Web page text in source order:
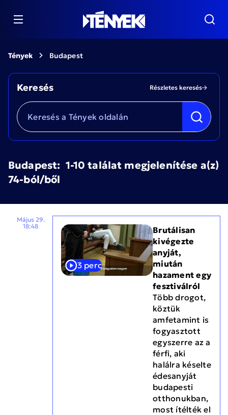
Tények Budapest
Keresés Részletes keresés
Budapest: 1-10 találat megjelenítése a(z)
74-ból/ből
Május 29.
18:48
3 perc
Brutálisan
kivégezte
anyját,
miután
hazament egy
fesztiválról
Több drogot,
köztük
amfetamint is
fogyasztott
egyszerre az a
férfi, aki
halálra késelte
édesanyját
budapesti
otthonukban,
most ítélték el